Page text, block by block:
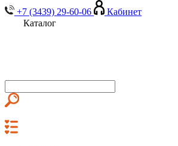
+7 (3439) 29-60-06
Кабинет
Каталог